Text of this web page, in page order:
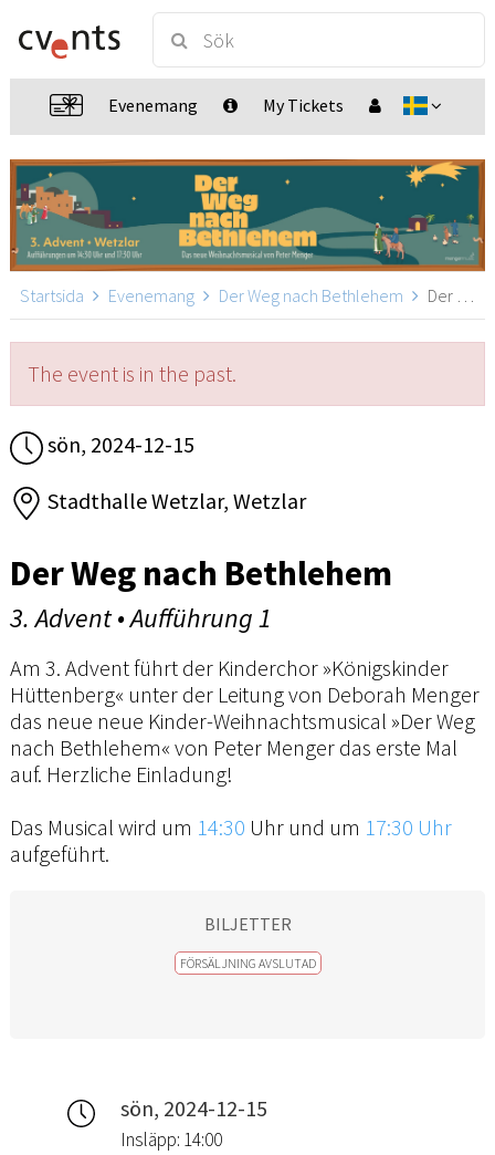
Evenemang My Tickets
Startsida Evenemang Der Weg nach Bethlehem Der Weg nach Bethlehem, Wetzlar
The event is in the past.
sön, 2024-12-15
Stadthalle Wetzlar, Wetzlar
Der Weg nach Bethlehem
3. Advent • Aufführung 1
Am 3. Advent führt der Kinderchor »Königskinder
Hüttenberg« unter der Leitung von Deborah Menger
das neue neue Kinder-Weihnachtsmusical »Der Weg
nach Bethlehem« von Peter Menger das erste Mal
auf. Herzliche Einladung!
Das Musical wird um 14:30 Uhr und um 17:30 Uhr
aufgeführt.
BILJETTER
FÖRSÄLJNING AVSLUTAD
sön, 2024-12-15
Insläpp: 14:00